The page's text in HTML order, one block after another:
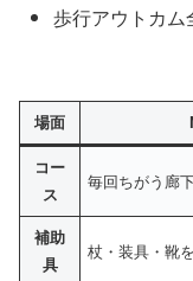
歩行アウトカム
場面
コー
ス
毎回ちがう廊
補助
具
杖・装具・靴